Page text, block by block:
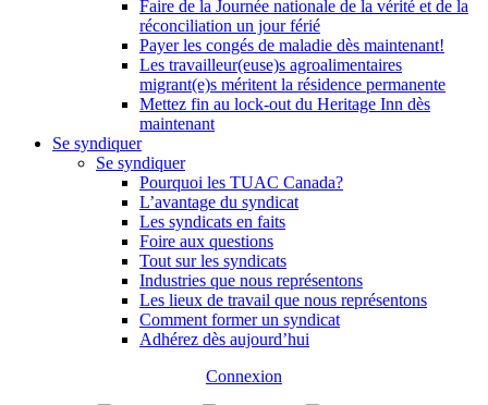
Faire de la Journée nationale de la vérité et de la
réconciliation un jour férié
Payer les congés de maladie dès maintenant!
Les travailleur(euse)s agroalimentaires
migrant(e)s méritent la résidence permanente
Mettez fin au lock-out du Heritage Inn dès
maintenant
Se syndiquer
Se syndiquer
Pourquoi les TUAC Canada?
L’avantage du syndicat
Les syndicats en faits
Foire aux questions
Tout sur les syndicats
Industries que nous représentons
Les lieux de travail que nous représentons
Comment former un syndicat
Adhérez dès aujourd’hui
Connexion